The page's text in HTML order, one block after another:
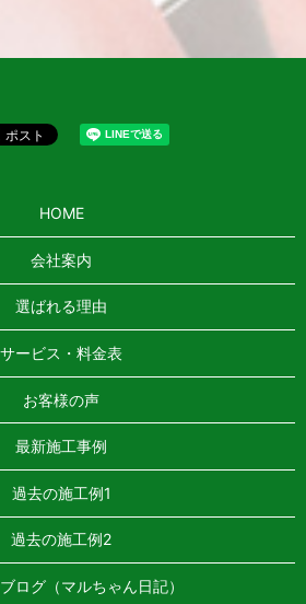
HOME
会社案内
選ばれる理由
サービス・料金表
お客様の声
最新施工事例
過去の施工例1
過去の施工例2
ログ（マルちゃん日記）